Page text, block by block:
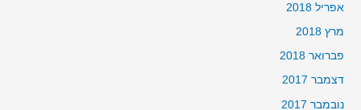
אפריל 2018
מרץ 2018
פברואר 2018
דצמבר 2017
נובמבר 2017